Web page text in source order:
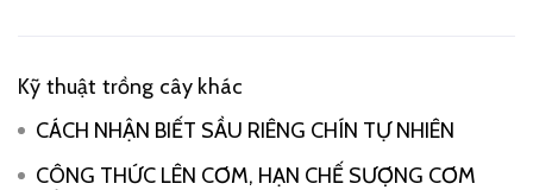
Kỹ thuật trồng cây khác
CÁCH NHẬN BIẾT SẦU RIÊNG CHÍN TỰ NHIÊN
CÔNG THỨC LÊN CƠM, HẠN CHẾ SƯỢNG CƠM